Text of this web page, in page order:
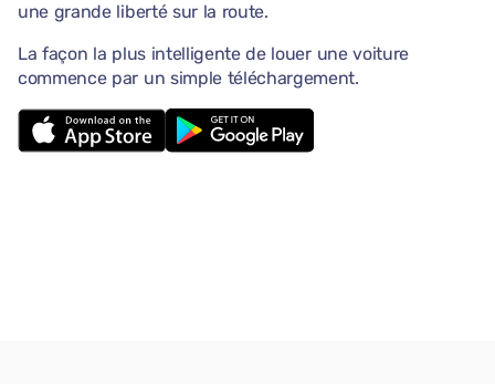
une grande liberté sur la route.
La façon la plus intelligente de louer une voiture
commence par un simple téléchargement.